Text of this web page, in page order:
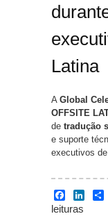
Latina
A Global
OFFSITE
de tradução
e suporte
executivos
a
c
leituras